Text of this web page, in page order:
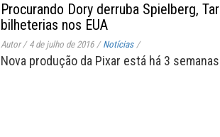
Procurando Dory derruba Spielberg,
bilheterias nos EUA
Autor/ 4 de julho de 2016 / Notícias /
Nova produção da Pixar está há 3